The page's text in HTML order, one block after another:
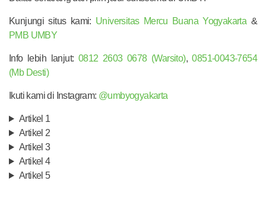
Kunjungi situs kami: Universitas Mercu Buana Yogyakarta &
PMB UMBY
Info lebih lanjut: 0812 2603 0678 (Warsito),0851-0043-7654
(Mb Desti)
Ikuti kami di Instagram: @umbyogyakarta
Artikel 1
Artikel 2
Artikel 3
Artikel 4
Artikel 5